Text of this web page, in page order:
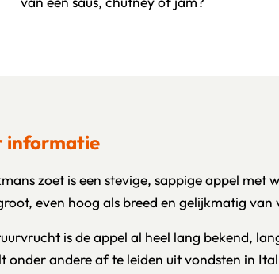
informatie
zoet is een stevige, sappige appel met
even hoog als breed en gelijkmatig van
is de appel al heel lang bekend,
onder andere af te leiden uit vondsten in